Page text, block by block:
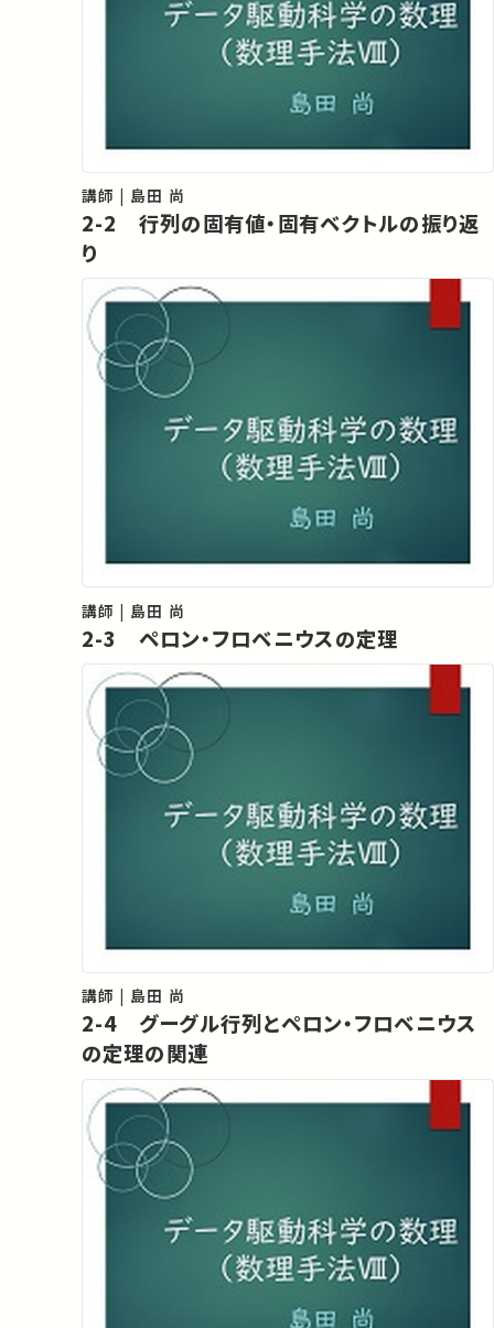
講師 | 島田 尚
2-2 行列の固有値・固有ベクトルの振り返
り
講師 | 島田 尚
2-3 ペロン・フロベニウスの定理
講師 | 島田 尚
2-4 グーグル行列とペロン・フロベニウス
の定理の関連